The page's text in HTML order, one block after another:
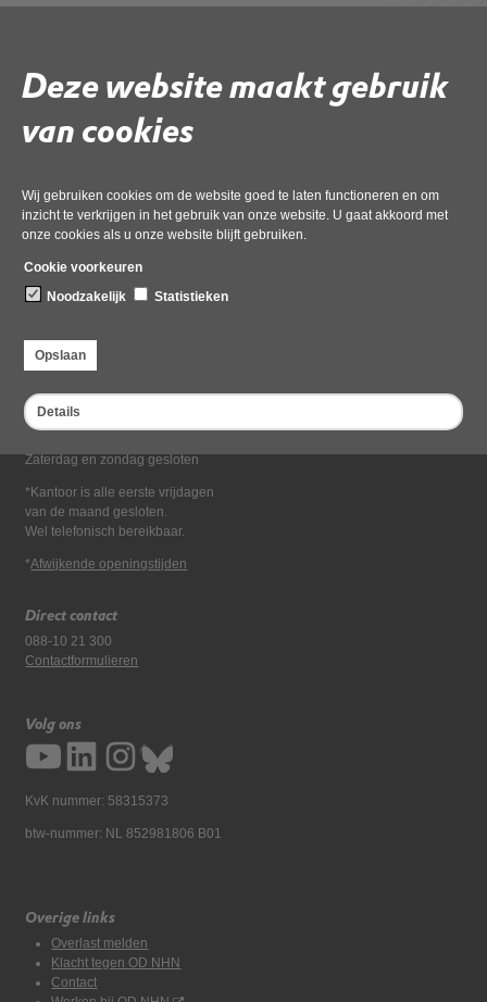
Deze website maakt gebruik
van cookies
Wij gebruiken cookies om de website goed te laten functioneren en om
inzicht te verkrijgen in het gebruik van onze website. U gaat akkoord met
onze cookies als u onze website blijft gebruiken.
Cookie voorkeuren
Noodzakelijk
Statistieken
Opslaan
Details
Bezoekadres
Dampten 2, 1624 NR Hoorn
Postbus 2095, 1620 EB Hoorn
Openingstijden kantoor
Maandag tot en met vrijdag*
van 08:00 tot 16:30
Zaterdag en zondag gesloten
*Kantoor is alle eerste vrijdagen
van de maand gesloten.
Wel telefonisch bereikbaar.
*Afwijkende openingstijden
Direct contact
088-10 21 300
Contactformulieren
Volg ons
KvK nummer: 58315373
btw-nummer: NL 852981806 B01
Overige links
Overlast melden
Klacht tegen OD NHN
Contact